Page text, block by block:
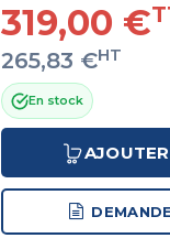
319,00 €
265,83 €HT
En stock